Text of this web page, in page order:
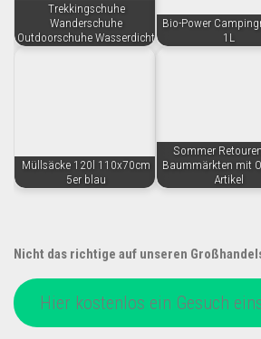
Trekkingschuhe
Wanderschuhe
Outdoorschuhe Wasserdicht
Bio-Power
1L
Müllsäcke 120l 110x70cm
5er blau
Sommer
Baummärkten mit
Artikel
Nicht das richtige auf unseren
Hier kostenlos ein Gesuch